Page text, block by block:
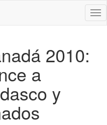
2010:
a
y